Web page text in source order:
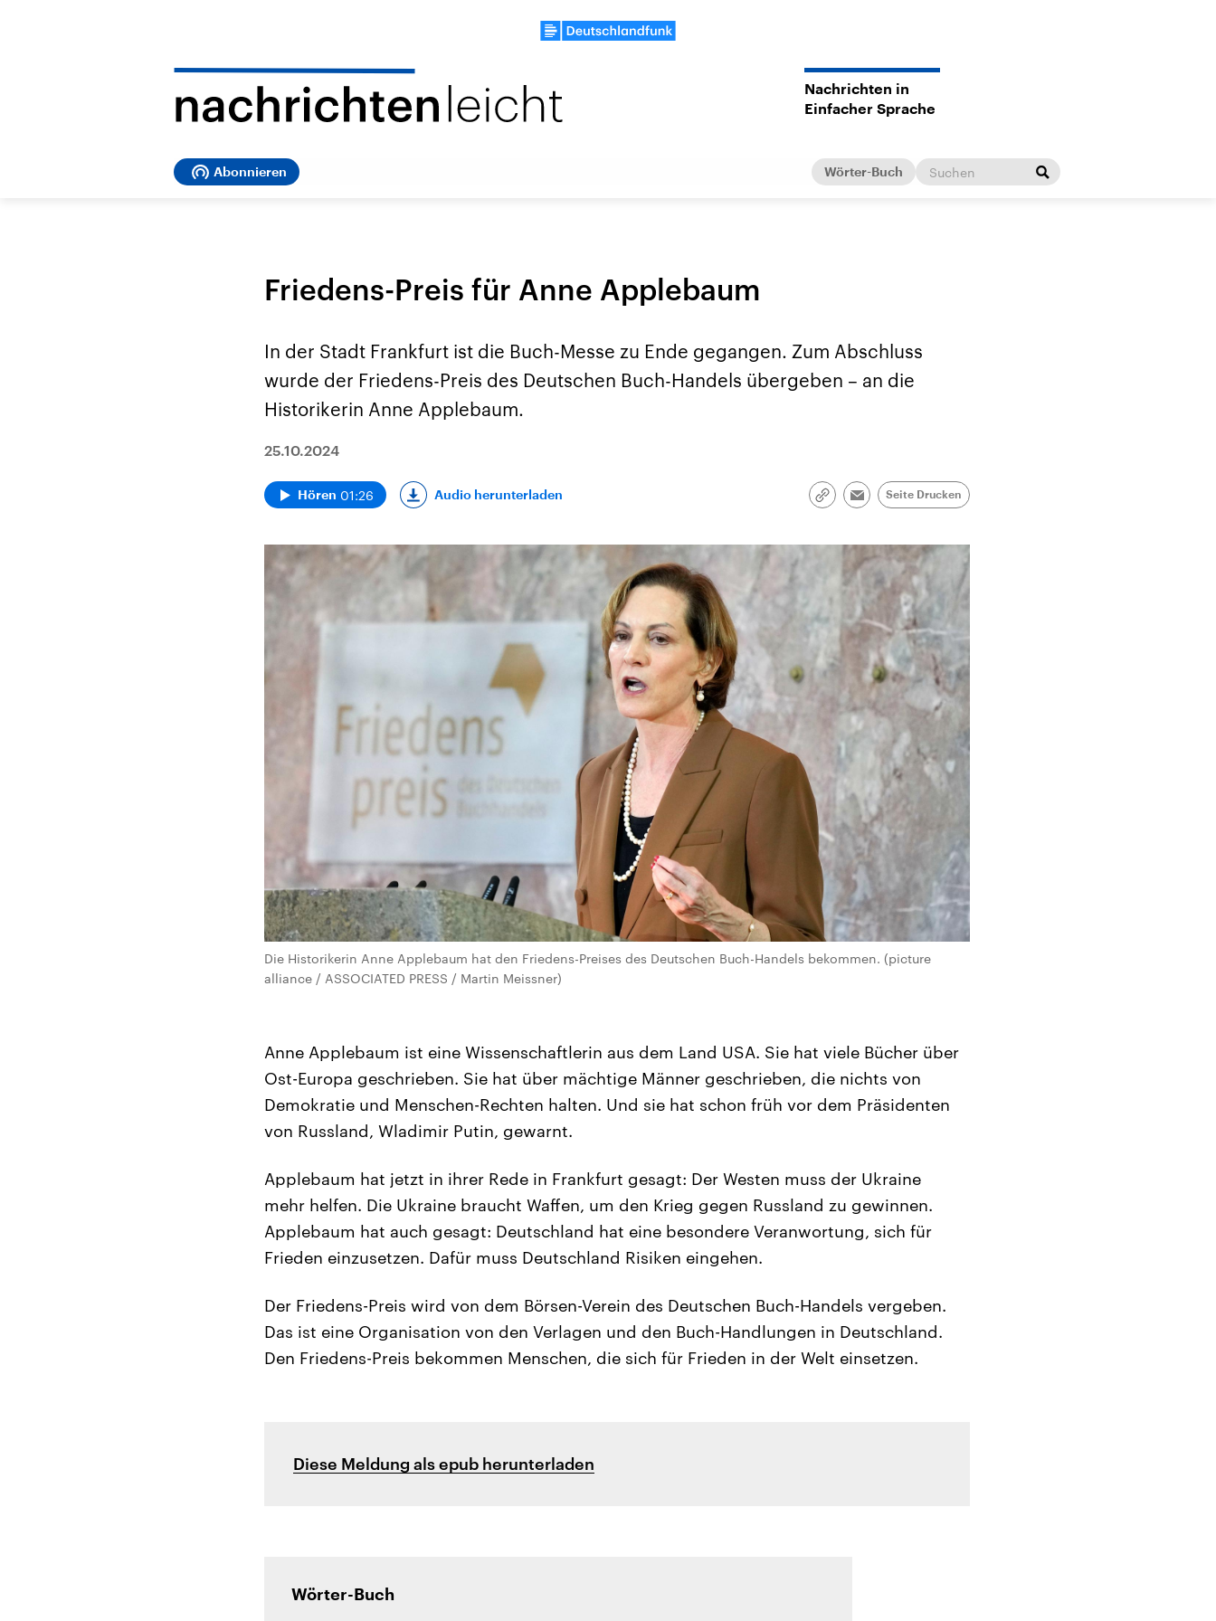
Nachrichten in
Einfacher Sprache
Abonnieren Wörter-Buch
Friedens-Preis für Anne Applebaum
In der Stadt Frankfurt ist die Buch-Messe zu Ende gegangen. Zum Abschluss
wurde der Friedens-Preis des Deutschen Buch-Handels übergeben – an die
Historikerin Anne Applebaum.
25.10.2024
Hören 01:26 Audio herunterladen
Link
Email
Seite Drucken
Die Historikerin Anne Applebaum hat den Friedens-Preises des Deutschen Buch-Handels bekommen. (picture
alliance / ASSOCIATED PRESS / Martin Meissner)
Anne Applebaum ist eine Wissenschaftlerin aus dem Land USA. Sie hat viele Bücher über
Ost-Europa geschrieben. Sie hat über mächtige Männer geschrieben, die nichts von
Demokratie und Menschen-Rechten halten. Und sie hat schon früh vor dem Präsidenten
von Russland, Wladimir Putin, gewarnt.
Applebaum hat jetzt in ihrer Rede in Frankfurt gesagt: Der Westen muss der Ukraine
mehr helfen. Die Ukraine braucht Waffen, um den Krieg gegen Russland zu gewinnen.
Applebaum hat auch gesagt: Deutschland hat eine besondere Veranwortung, sich für
Frieden einzusetzen. Dafür muss Deutschland Risiken eingehen.
Der Friedens-Preis wird von dem Börsen-Verein des Deutschen Buch-Handels vergeben.
Das ist eine Organisation von den Verlagen und den Buch-Handlungen in Deutschland.
Den Friedens-Preis bekommen Menschen, die sich für Frieden in der Welt einsetzen.
Diese Meldung als epub herunterladen
Wörter-Buch